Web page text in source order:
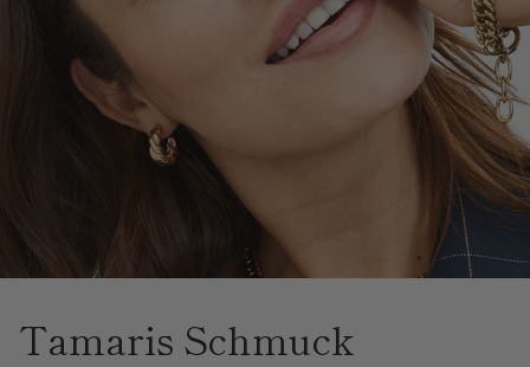
Tamaris Schmuck